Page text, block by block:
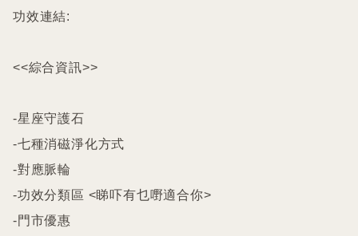
功效連結:
<<綜合資訊>>
-星座守護石
-七種消磁淨化方式
-對應脈輪
-功效分類區 <睇吓有乜嘢適合你>
-門市優惠